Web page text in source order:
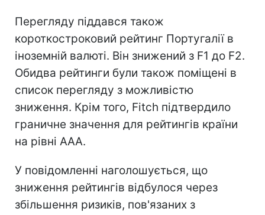
Перегляду піддався також
короткостроковий рейтинг Португалії в
іноземній валюті. Він знижений з F1 до F2.
Обидва рейтинги були також поміщені в
список перегляду з можливістю
зниження. Крім того, Fitch підтвердило
граничне значення для рейтингів країни
на рівні ААА.
У повідомленні наголошується, що
зниження рейтингів відбулося через
збільшення ризиків, пов'язаних з